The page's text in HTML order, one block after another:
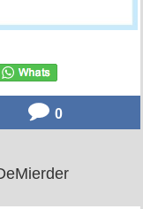
0